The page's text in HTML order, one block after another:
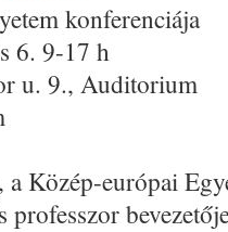
konferenciája
6. 9-17 h
u. 9., Auditorium
Közép-európai
professzor